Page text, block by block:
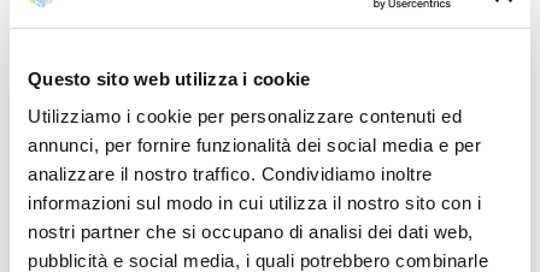
Questo sito web utilizza i cookie
Utilizziamo i cookie per personalizzare contenuti ed
annunci, per fornire funzionalità dei social media e per
analizzare il nostro traffico. Condividiamo inoltre
informazioni sul modo in cui utilizza il nostro sito con i
nostri partner che si occupano di analisi dei dati web,
pubblicità e social media, i quali potrebbero combinarle
Allegati
PDF BANDO PREMIO DI LAUREA